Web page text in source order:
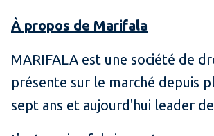
À propos de Marifala
MARIFALA est une société de
présente sur le marché depuis
sept ans et aujourd'hui leader